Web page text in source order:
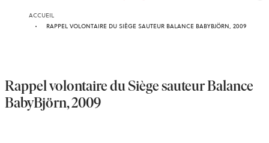
ACCUEIL
RAPPEL VOLONTAIRE DU SIÈGE SAUTEUR BALANCE BABYBJÖRN, 2009
Rappel volontaire du Siège sauteur Balance
BabyBjörn, 2009